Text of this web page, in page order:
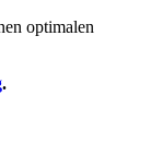
optimalen
.